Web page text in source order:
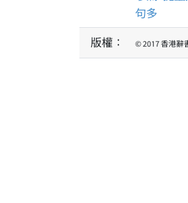
句多
版權： © 2017 香港辭